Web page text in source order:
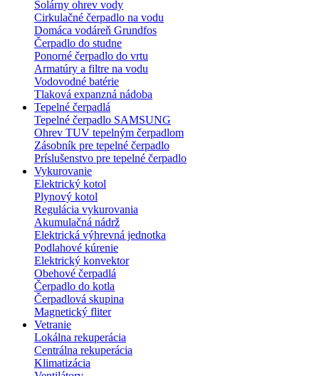
Solárny ohrev vody
Cirkulačné čerpadlo na vodu
Domáca vodáreň Grundfos
Čerpadlo do studne
Ponorné čerpadlo do vrtu
Armatúry a filtre na vodu
Vodovodné batérie
Tlaková expanzná nádoba
Tepelné čerpadlá
Tepelné čerpadlo SAMSUNG
Ohrev TUV tepelným čerpadlom
Zásobník pre tepelné čerpadlo
Príslušenstvo pre tepelné čerpadlo
Vykurovanie
Elektrický kotol
Plynový kotol
Regulácia vykurovania
Akumulačná nádrž
Elektrická výhrevná jednotka
Podlahové kúrenie
Elektrický konvektor
Obehové čerpadlá
Čerpadlo do kotla
Čerpadlová skupina
Magnetický fliter
Vetranie
Lokálna rekuperácia
Centrálna rekuperácia
Klimatizácia